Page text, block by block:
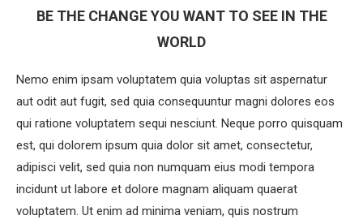
BE THE CHANGE YOU WANT TO SEE IN THE
WORLD
Nemo enim ipsam voluptatem quia voluptas sit aspernatur
aut odit aut fugit, sed quia consequuntur magni dolores eos
qui ratione voluptatem sequi nesciunt. Neque porro quisquam
est, qui dolorem ipsum quia dolor sit amet, consectetur,
adipisci velit, sed quia non numquam eius modi tempora
incidunt ut labore et dolore magnam aliquam quaerat
voluptatem. Ut enim ad minima veniam, quis nostrum